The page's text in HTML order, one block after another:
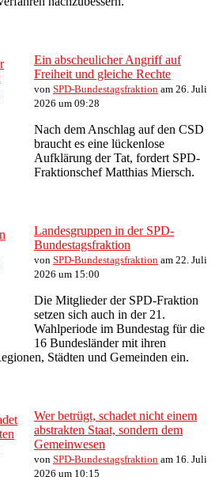
Ein abscheulicher Angriff auf
Freiheit und gleiche Rechte
von SPD-Bundestagsfraktion am 26. Juli
2026 um 09:28
Nach dem Anschlag auf den CSD
braucht es eine lückenlose
Aufklärung der Tat, fordert SPD-
Fraktionschef Matthias Miersch.
Landesgruppen in der SPD-
Bundestagsfraktion
von SPD-Bundestagsfraktion am 22. Juli
2026 um 15:00
Die Mitglieder der SPD-Fraktion
setzen sich auch in der 21.
Wahlperiode im Bundestag für die
16 Bundesländer mit ihren
Städten und Gemeinden ein.
Wer betrügt, schadet nicht einem
abstrakten Staat, sondern dem
Gemeinwesen
von SPD-Bundestagsfraktion am 16. Juli
2026 um 10:15